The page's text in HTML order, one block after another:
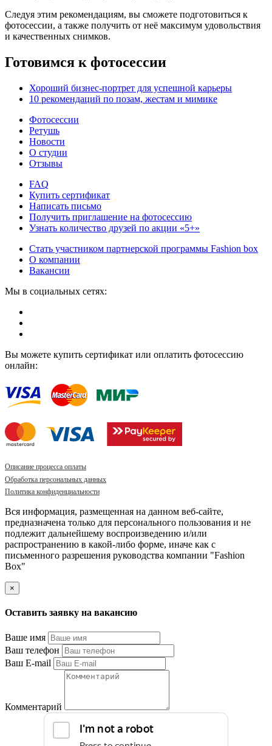
Следуя этим рекомендациям, вы сможете подготовиться к
фотосессии, а также получить от неё максимум удовольствия
и качественных снимков.
Готовимся к фотосессии
Хороший бизнес-портрет для успешной карьеры
10 рекомендаций по позам, жестам и мимике
Фотосессии
Ретушь
Новости
О студии
Отзывы
FAQ
Купить сертификат
Написать письмо
Получить приглашение на фотосессию
Узнать количество друзей по акции «5+»
Стать участником партнерской программы Fashion box
О компании
Вакансии
Мы в социальных сетях:
Вы можете купить сертификат или оплатить фотосессию
онлайн:
Описание процесса оплаты
Обработка персональных данных
Политика конфиденциальности
Вся информация, размещенная на данном веб-сайте,
предназначена только для персонального пользования и не
подлежит дальнейшему воспроизведению и/или
распространению в какой-либо форме, иначе как с
письменного разрешения руководства компании "Fashion
Box"
×
Оставить заявку на вакансию
Ваше имя
Ваш телефон
Ваш E-mail
Комментарий